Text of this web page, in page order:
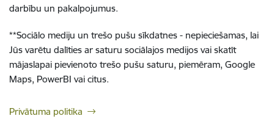
darbību un pakalpojumus.
**Sociālo mediju un trešo pušu sīkdatnes - nepieciešamas, lai
Jūs varētu dalīties ar saturu sociālajos medijos vai skatīt
mājaslapai pievienoto trešo pušu saturu, piemēram, Google
Maps, PowerBI vai citus.
Privātuma politika